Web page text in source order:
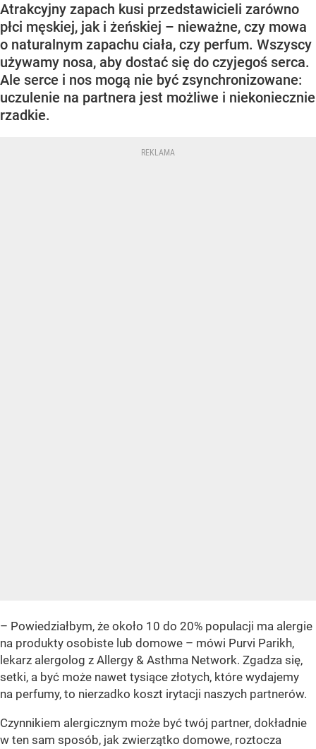
Atrakcyjny zapach kusi przedstawicieli zarówno
płci męskiej, jak i żeńskiej – nieważne, czy mowa
o naturalnym zapachu ciała, czy perfum. Wszyscy
używamy nosa, aby dostać się do czyjegoś serca.
Ale serce i nos mogą nie być zsynchronizowane:
uczulenie na partnera jest możliwe i niekoniecznie
rzadkie.
– Powiedziałbym, że około 10 do 20% populacji ma alergie
na produkty osobiste lub domowe – mówi Purvi Parikh,
lekarz alergolog z Allergy & Asthma Network. Zgadza się,
setki, a być może nawet tysiące złotych, które wydajemy
na perfumy, to nierzadko koszt irytacji naszych partnerów.
Czynnikiem alergicznym może być twój partner, dokładnie
w ten sam sposób, jak zwierzątko domowe, roztocza